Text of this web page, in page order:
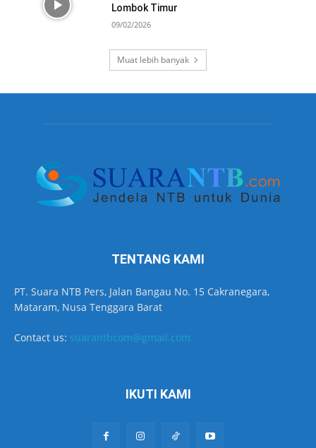
Lombok Timur
09/02/2026
Muat lebih banyak
TENTANG KAMI
PT. Suara NTB Pers, Jalan Bangau No. 15 Cakranegara,
Mataram, Nusa Tenggara Barat
Contact us: suarantbcom@gmail.com
IKUTI KAMI